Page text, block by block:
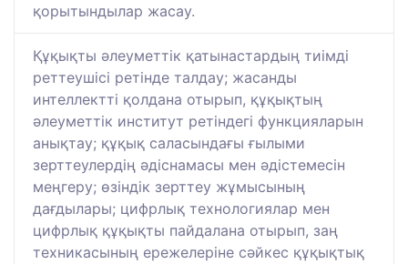
қорытындылар жасау.
Құқықты әлеуметтік қатынастардың тиімді
реттеушісі ретінде талдау; жасанды
интеллектті қолдана отырып, құқықтың
әлеуметтік институт ретіндегі функцияларын
анықтау; құқық саласындағы ғылыми
зерттеулердің әдіснамасы мен әдістемесін
меңгеру; өзіндік зерттеу жұмысының
дағдылары; цифрлық технологиялар мен
цифрлық құқықты пайдалана отырып, заң
техникасының ережелеріне сәйкес құқықтық